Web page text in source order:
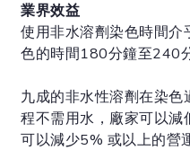
業界效益
使用非水溶劑染色時間
色的時間180分鐘至240
九成的非水性溶劑在染
程不需用水，廠家可以減
可以減少5% 或以上的營